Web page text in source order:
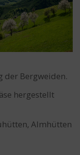
der Bergweiden.
hergestellt
Almhütten